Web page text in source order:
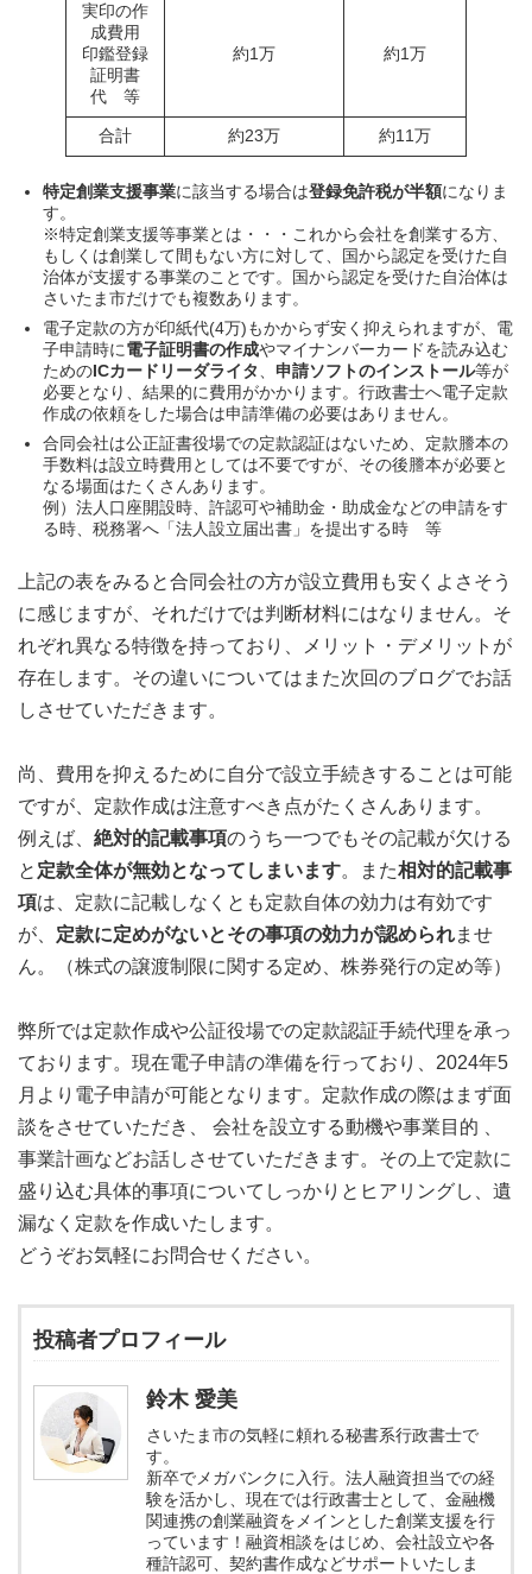
実印の作
成費用
印鑑登録
証明書
代 等
約1万 約1万
合計 約23万 約11万
特定創業支援事業に該当する場合は登録免許税が半額になりま
す。
※特定創業支援等事業とは・・・これから会社を創業する方、
もしくは創業して間もない方に対して、国から認定を受けた自
治体が支援する事業のことです。国から認定を受けた自治体は
さいたま市だけでも複数あります。
電子定款の方が印紙代(4万)もかからず安く抑えられますが、電
子申請時に電子証明書の作成やマイナンバーカードを読み込む
ためのICカードリーダライタ、 申請ソフトのインストール等が
必要となり、結果的に費用がかかります。行政書士へ電子定款
作成の依頼をした場合は申請準備の必要はありません。
合同会社は公正証書役場での定款認証はないため、定款謄本の
手数料は設立時費用としては不要ですが、その後謄本が必要と
なる場面はたくさんあります。
例）法人口座開設時、許認可や補助金・助成金などの申請をす
る時、税務署へ「法人設立届出書」を提出する時 等
上記の表をみると合同会社の方が設立費用も安くよさそう
に感じますが、それだけでは判断材料にはなりません。そ
れぞれ異なる特徴を持っており、メリット・デメリットが
存在します。その違いについてはまた次回のブログでお話
しさせていただきます。
尚、費用を抑えるために自分で設立手続きすることは可能
ですが、定款作成は注意すべき点がたくさんあります。
例えば、 絶対的記載事項のうち一つでもその記載が欠ける
と 定款全体が無効となってしまいます。また相対的記載事
項は、定款に記載しなくとも定款自体の効力は有効です
が、 定款に定めがないとその事項の効力が認められませ
ん。（株式の譲渡制限に関する定め、株券発行の定め等）
弊所では定款作成や公証役場での定款認証手続代理を承っ
ております。現在電子申請の準備を行っており、2024年5
月より電子申請が可能となります。定款作成の際はまず面
談をさせていただき、 会社を設立する動機や事業目的 、
事業計画などお話しさせていただきます。その上で定款に
盛り込む具体的事項についてしっかりとヒアリングし、遺
漏なく定款を作成いたします。
どうぞお気軽にお問合せください。
投稿者プロフィール
鈴木 愛美
さいたま市の気軽に頼れる秘書系行政書士で
す。
新卒でメガバンクに入行。法人融資担当での経
験を活かし、現在では行政書士として、金融機
関連携の創業融資をメインとした創業支援を行
っています！融資相談をはじめ、会社設立や各
種許認可、契約書作成などサポートいたしま